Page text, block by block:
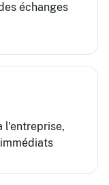
échanges
l'entreprise,